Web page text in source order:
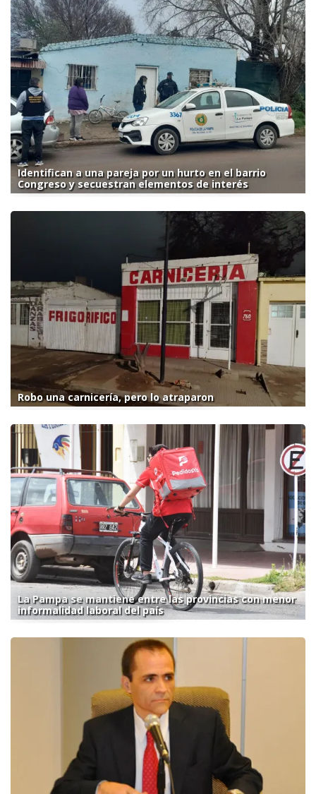
Identifican a una pareja por un hurto en el barrio
Congreso y secuestran elementos de interés
Robo una carnicería, pero lo atraparon
La Pampa se mantiene entre las provincias con menor
informalidad laboral del país